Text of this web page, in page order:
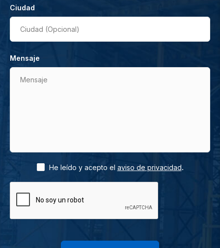
Ciudad
Ciudad (Opcional)
Mensaje
Mensaje
He leído y acepto el aviso de privacidad.